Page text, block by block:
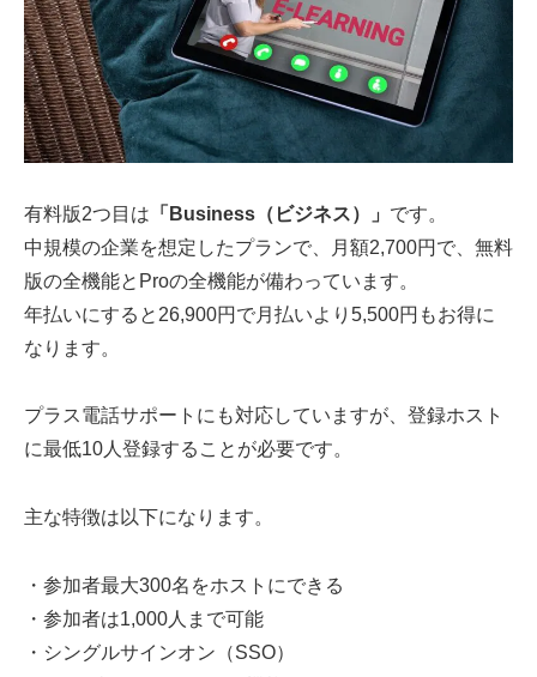
有料版2つ目は 「Business（ビジネス）」 です。
中規模の企業を想定したプランで、月額2,700円で、無料
版の全機能とProの全機能が備わっています。
年払いにすると26,900円で月払いより5,500円もお得に
なります。
プラス電話サポートにも対応していますが、登録ホスト
に最低10人登録することが必要です。
主な特徴は以下になります。
・参加者最大300名をホストにできる
・参加者は1,000人まで可能
・シングルサインオン（SSO）